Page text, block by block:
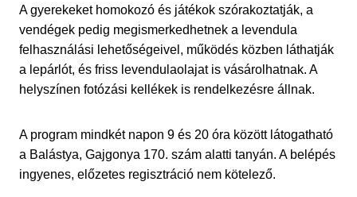
A gyerekeket homokozó és játékok szórakoztatják, a
vendégek pedig megismerkedhetnek a levendula
felhasználási lehetőségeivel, működés közben láthatják
a lepárlót, és friss levendulaolajat is vásárolhatnak. A
helyszínen fotózási kellékek is rendelkezésre állnak.
A program mindkét napon 9 és 20 óra között látogatható
a Balástya, Gajgonya 170. szám alatti tanyán. A belépés
ingyenes, előzetes regisztráció nem kötelező.